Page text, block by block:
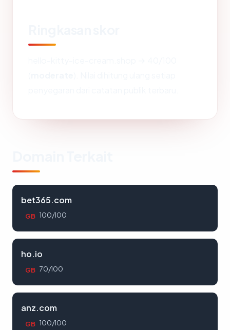
bet365.com
GB 100/100
ho.io
GB 70/100
anz.com
GB 100/100